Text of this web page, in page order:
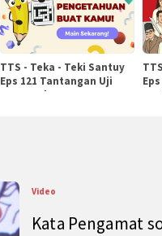
TTS - Teka - Teki Santuy
Eps 121 Tantangan Uji
Pengetahuan
Video
Kata Pengamat